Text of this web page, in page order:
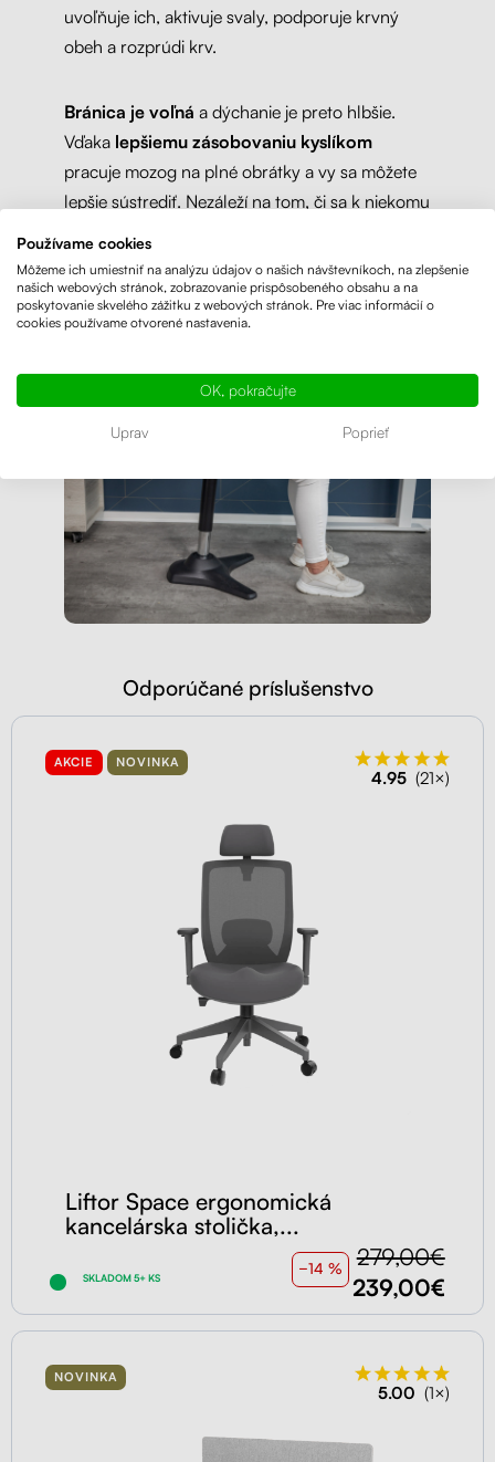
uvoľňuje ich, aktivuje svaly, podporuje krvný
obeh a rozprúdi krv.
Bránica je voľná a dýchanie je preto hlbšie.
Vďaka lepšiemu zásobovaniu kyslíkom
pracuje mozog na plné obrátky a vy sa môžete
lepšie sústrediť. Nezáleží na tom, či sa k niekomu
vyvažovanie horizontálneho a vertikálneho
stredu telaaktivuje svalypri sedení a
podporuje pohyb.
Odporúčané príslušenstvo
AKCIE NOVINKA
4.95 (21×)
Liftor Space ergonomická
kancelárska stolička,...
SKLADOM 5+ KS
−14 %
279,00€
239,00€
NOVINKA
5.00 (1×)
Používame cookies
Môžeme ich umiestniť na analýzu údajov o našich návštevníkoch, na zlepšenie
našich webových stránok, zobrazovanie prispôsobeného obsahu a na
poskytovanie skvelého zážitku z webových stránok. Pre viac informácií o
cookies používame otvorené nastavenia.
OK, pokračujte
Uprav Poprieť